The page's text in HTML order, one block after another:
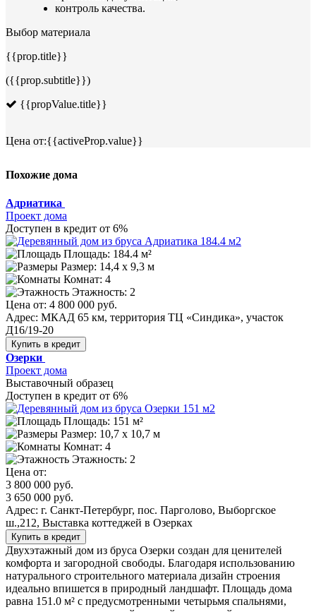
контроль качества.
Выбор материала
{{prop.title}}
({{prop.subtitle}})
{{propValue.title}}
Цена от:{{activeProp.value}}
Похожие дома
Адриатика
Проект дома
Доступен в кредит от 6%
Площадь: 184.4 м²
Размер: 14,4 х 9,3 м
Комнат: 4
Этажность: 2
Цена от: 4 800 000 руб.
Адрес: МКАД 65 км, территория ТЦ «Синдика», участок
Д16/19-20
Купить в кредит
Озерки
Проект дома
Выставочный образец
Доступен в кредит от 6%
Площадь: 151 м²
Размер: 10,7 х 10,7 м
Комнат: 4
Этажность: 2
Цена от:
3 800 000 руб.
3 650 000 руб.
Адрес: г. Санкт-Петербург, пос. Парголово, Выборгское
ш.,212, Выставка коттеджей в Озерках
Купить в кредит
Двухэтажный дом из бруса Озерки создан для ценителей
комфорта и загородной свободы. Благодаря использованию
натурального строительного материала дизайн строения
идеально впишется в природный ландшафт. Площадь дома
равна 151.0 м² с предусмотренными четырьмя спальнями,